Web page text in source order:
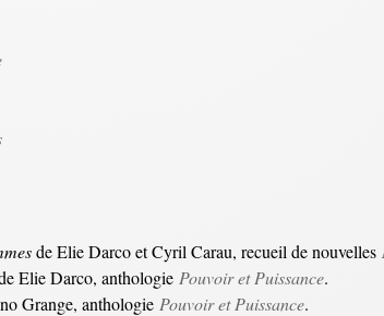
de Elie Darco et Cyril Carau, recueil de nouvelles
Elie Darco, anthologie Pouvoir et Puissance.
Grange, anthologie Pouvoir et Puissance.